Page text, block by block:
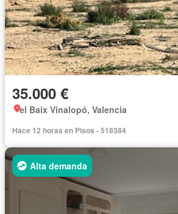
35.000 €
el Baix Vinalopó, Valencia
Hace 12 horas en Pisos - 518384
Alta demanda